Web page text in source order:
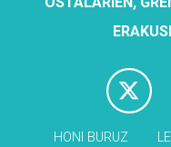
HONI BURUZ